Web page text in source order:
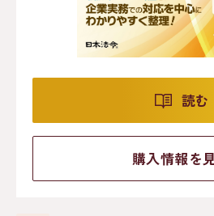
読む
購入情報を